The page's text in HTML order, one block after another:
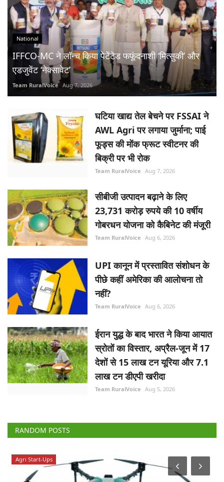
National
IFFCO-MC ने लॉन्च किया पेटेंटेड फफूंदनाशी ‘मित्सुकी’ और
एडजुवेंट ‘नेक्सावेट’
Team RuralVoice Aug 7, 2026
घटिया खाद्य तेल बेचने पर FSSAI ने
AWL Agri पर लगाया जुर्माना; पाई
फूड्स की मोंक फ्रूट स्वीटनर की
बिक्री पर भी रोक
Team RuralVoice Aug 7, 2026
सीबीजी उत्पादन बढ़ाने के लिए
23,731 करोड़ रुपये की 10 वर्षीय
गोबरधन योजना को कैबिनेट की मंजूरी
Team RuralVoice Aug 6, 2026
UPI कानून में प्रस्तावित संशोधन के
पीछे कहीं अमेरिका की आलोचना तो
नहीं?
Team RuralVoice Aug 6, 2026
ईरान युद्ध के बाद भारत ने किया आयात
स्रोतों का विस्तार, अप्रैल-जून में 17
देशों से 15 लाख टन यूरिया और 7.1
लाख टन डीएपी खरीदा
Team RuralVoice Aug 5, 2026
RANDOM POSTS
Agri Start-Ups